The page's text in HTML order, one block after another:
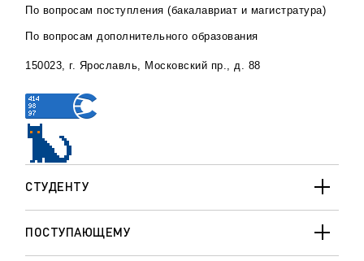
СТУДЕНТУ
ПОСТУПАЮЩЕМУ
По вопросам поступления (бакалавриат и магистратура)
По вопросам дополнительного образования
150023, г. Ярославль, Московский пр., д. 88